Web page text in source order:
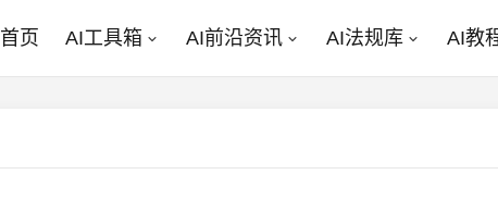
首页 AI工具箱 AI前沿资讯 AI法规库 AI教